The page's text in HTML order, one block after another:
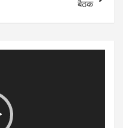
बैठक